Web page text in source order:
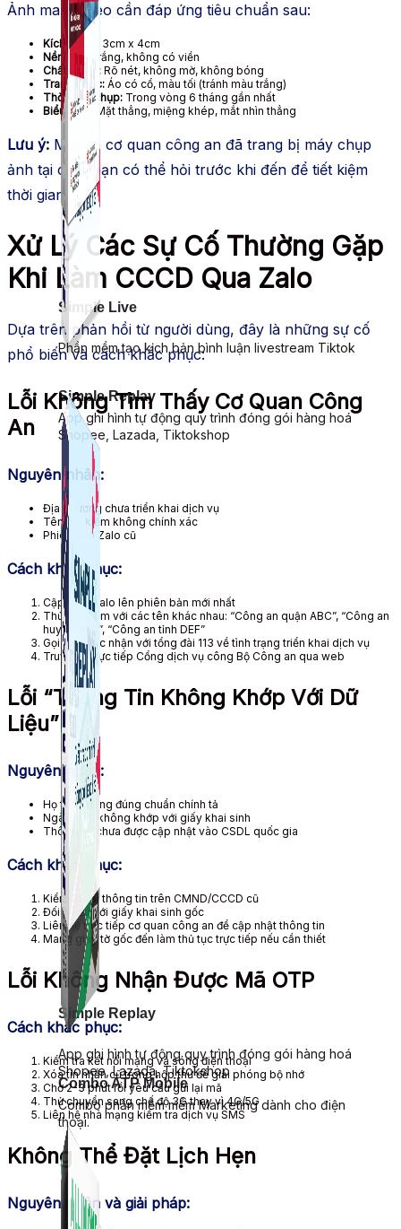
Simple Replay
App ghi hình tự động quy trình đóng gói hàng hoá
Shopee, Lazada, Tiktokshop
Combo ATP Mobile
Combo phần mềm mềm Marketing dành cho điện
thoại.
Simple Live
Phần mềm tạo kịch bản bình luận livestream Tiktok
Simple Replay
App ghi hình tự động quy trình đóng gói hàng hoá
Shopee, Lazada, Tiktokshop
Ảnh mang theo cần đáp ứng tiêu chuẩn sau:
Kích thước:
3cm x 4cm
Nền:
Màu trắng, không có viền
Chất lượng: Rõ nét, không mờ, không bóng
Trang phục: Áo có cổ, màu tối (tránh màu trắng)
Thời gian chụp: Trong vòng 6 tháng gần nhất
Biểu cảm:
Mặt thẳng, miệng khép, mắt nhìn thẳng
Lưu ý: Một số cơ quan công an đã trang bị máy chụp
ảnh tại chỗ, bạn có thể hỏi trước khi đến để tiết kiệm
thời gian.
Xử Lý Các Sự Cố Thường Gặp
Khi Làm CCCD Qua Zalo
Dựa trên phản hồi từ người dùng, đây là những sự cố
phổ biến và cách khắc phục:
Lỗi Không Tìm Thấy Cơ Quan Công
An
Nguyên nhân:
Địa phương chưa triển khai dịch vụ
Tên tìm kiếm không chính xác
Phiên bản Zalo cũ
Cách khắc phục:
Cập nhật Zalo lên phiên bản mới nhất
Thử tìm kiếm với các tên khác nhau: “Công an quận ABC”, “Công an
huyện XYZ”, “Công an tỉnh DEF”
Gọi điện xác nhận với tổng đài 113 về tình trạng triển khai dịch vụ
Truy cập trực tiếp Cổng dịch vụ công Bộ Công an qua web
Lỗi “Thông Tin Không Khớp Với Dữ
Liệu”
Nguyên nhân:
Họ tên không đúng chuẩn chính tả
Ngày sinh không khớp với giấy khai sinh
Thông tin chưa được cập nhật vào CSDL quốc gia
Cách khắc phục:
Kiểm tra lại thông tin trên CMND/CCCD cũ
Đối chiếu với giấy khai sinh gốc
Liên hệ trực tiếp cơ quan công an để cập nhật thông tin
Mang giấy tờ gốc đến làm thủ tục trực tiếp nếu cần thiết
Lỗi Không Nhận Được Mã OTP
Cách khắc phục:
Kiểm tra kết nối mạng và sóng điện thoại
Xóa tin nhắn cũ trong hộp thư để giải phóng bộ nhớ
Chờ 2-3 phút rồi yêu cầu gửi lại mã
Thử chuyển sang chế độ 3G thay vì 4G/5G
Liên hệ nhà mạng kiểm tra dịch vụ SMS
Không Thể Đặt Lịch Hẹn
Nguyên nhân và giải pháp: